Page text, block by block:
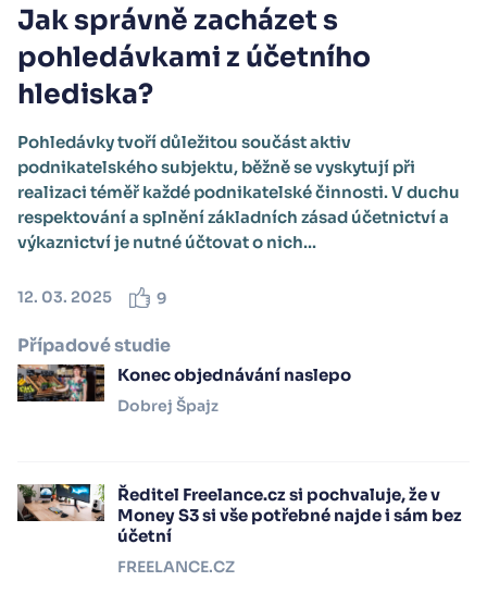
Jak správně zacházet s
pohledávkami z účetního
hlediska?
Pohledávky tvoří důležitou součást aktiv
podnikatelského subjektu, běžně se vyskytují při
realizaci téměř každé podnikatelské činnosti. V duchu
respektování a splnění základních zásad účetnictví a
výkaznictví je nutné účtovat o nich...
12. 03. 2025 9
Případové studie
Konec objednávání naslepo
Dobrej Špajz
Ředitel Freelance.cz si pochvaluje, že v
Money S3 si vše potřebné najde i sám bez
účetní
FREELANCE.CZ